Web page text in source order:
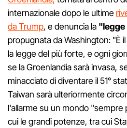
internazionale dopo le ultime
da Trump, e denuncia la "legge
propugnata da Washington: "È
la legge del più forte, e ogni
se la Groenlandia sarà invasa,
minacciato di diventare il 51°
Taiwan sarà ulteriormente
l'allarme su un mondo
cui le grandi potenze, tra cui